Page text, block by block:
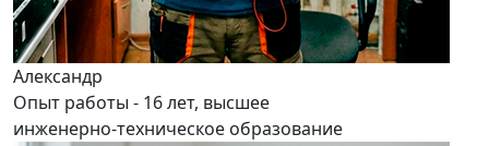
Александр
Опыт работы - 16 лет, высшее
инженерно-техническое образование